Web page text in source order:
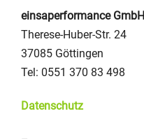
einsaperformance GmbH
Therese-Huber-Str. 24
37085 Göttingen
Tel: 0551 370 83 498
Datenschutz